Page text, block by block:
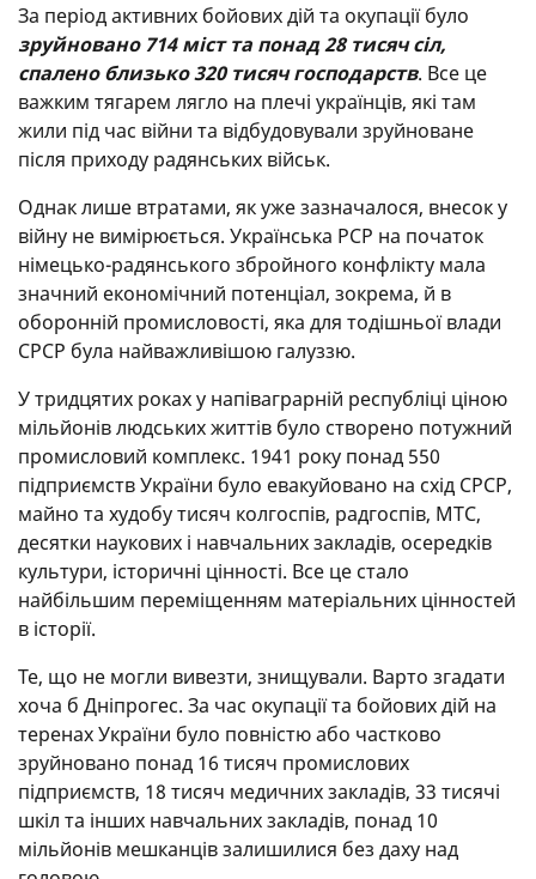
За період активних бойових дій та окупації було
зруйновано 714 міст та понад 28 тисяч сіл,
спалено близько 320 тисяч господарств. Все це
важким тягарем лягло на плечі українців, які там
жили під час війни та відбудовували зруйноване
після приходу радянських військ.
Однак лише втратами, як уже зазначалося, внесок у
війну не вимірюється. Українська РСР на початок
німецько-радянського збройного конфлікту мала
значний економічний потенціал, зокрема, й в
оборонній промисловості, яка для тодішньої влади
СРСР була найважливішою галуззю.
У тридцятих роках у напіваграрній республіці ціною
мільйонів людських життів було створено потужний
промисловий комплекс. 1941 року понад 550
підприємств України було евакуйовано на схід СРСР,
майно та худобу тисяч колгоспів, радгоспів, МТС,
десятки наукових і навчальних закладів, осередків
культури, історичні цінності. Все це стало
найбільшим переміщенням матеріальних цінностей
в історії.
Те, що не могли вивезти, знищували. Варто згадати
хоча б Дніпрогес. За час окупації та бойових дій на
теренах України було повністю або частково
зруйновано понад 16 тисяч промислових
підприємств, 18 тисяч медичних закладів, 33 тисячі
шкіл та інших навчальних закладів, понад 10
мільйонів мешканців залишилися без даху над